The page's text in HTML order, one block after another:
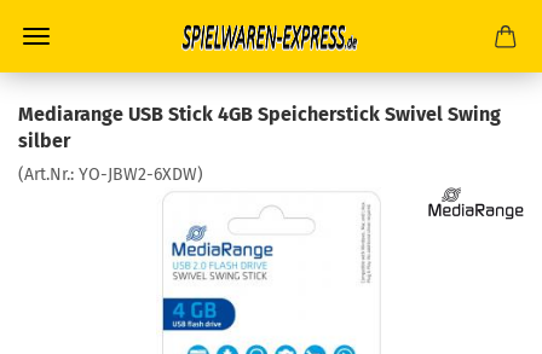
Mediarange USB Stick 4GB Speicherstick Swivel Swing
silber
(Art.Nr.: YO-JBW2-6XDW)